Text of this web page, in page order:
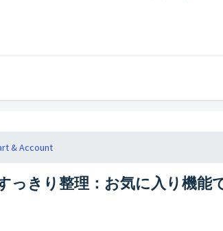
& Account
っきり整理：お気に入り機能